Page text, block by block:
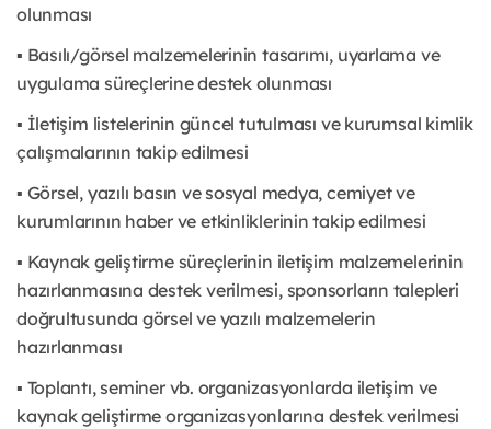
olunması
▪ Basılı/görsel malzemelerinin tasarımı, uyarlama ve
uygulama süreçlerine destek olunması
▪ İletişim listelerinin güncel tutulması ve kurumsal kimlik
çalışmalarının takip edilmesi
▪ Görsel, yazılı basın ve sosyal medya, cemiyet ve
kurumlarının haber ve etkinliklerinin takip edilmesi
▪ Kaynak geliştirme süreçlerinin iletişim malzemelerinin
hazırlanmasına destek verilmesi, sponsorların talepleri
doğrultusunda görsel ve yazılı malzemelerin
hazırlanması
▪ Toplantı, seminer vb. organizasyonlarda iletişim ve
kaynak geliştirme organizasyonlarına destek verilmesi